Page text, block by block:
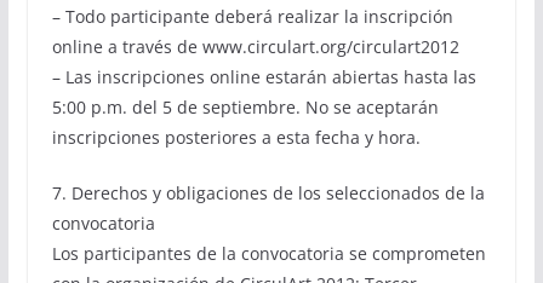
– Todo participante deberá realizar la inscripción
online a través de www.circulart.org/circulart2012
– Las inscripciones online estarán abiertas hasta las
5:00 p.m. del 5 de septiembre. No se aceptarán
inscripciones posteriores a esta fecha y hora.
7. Derechos y obligaciones de los seleccionados de la
convocatoria
Los participantes de la convocatoria se comprometen